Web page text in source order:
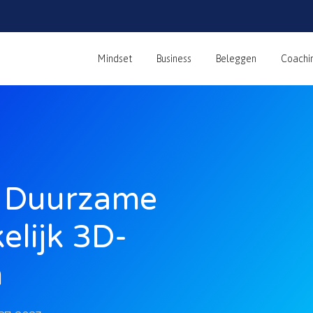
Mindset Business Beleggen
3D-